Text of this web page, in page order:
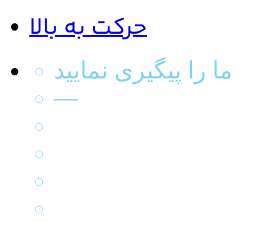
حرکت به بالا
ما را پیگیری نمایید
—